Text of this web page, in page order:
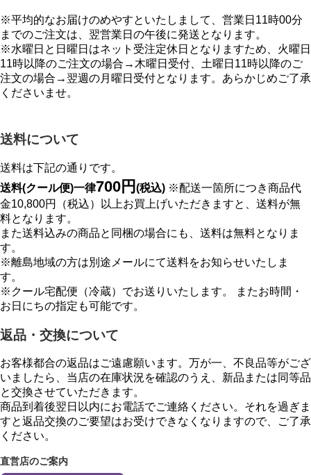
※平均的なお届けのめやすといたしまして、営業日11時00分
までのご注文は、翌営業日の午後に発送となります。
※水曜日と日曜日はネット受注定休日となりますため、火曜日
11時以降のご注文の場合→木曜日受付、土曜日11時以降のご
注文の場合→翌週の月曜日受付となります。あらかじめご了承
くださいませ。
送料について
送料は下記の通りです。
送料(クール便)一律700円 (税込) ※配送一箇所につき商品代
金10,800円（税込）以上お買上げいただきますと、送料が無
料となります。
また送料込みの商品と同梱の場合にも、送料は無料となりま
す。
※離島地域の方は別途メールにて送料をお知らせいたしま
す。
※クール宅配便（冷蔵）でお送りいたします。 またお時間・
お日にちの指定も可能です。
返品・交換について
お客様都合の返品はご遠慮願います。万が一、不良品等がござ
いましたら、当店の在庫状況を確認のうえ、新品または同等品
と交換させていただきます。
商品到着後翌日以内にお電話でご連絡ください。それを過ぎま
すと返品交換のご要望はお受けできなくなりますので、ご了承
ください。
直営店のご案内